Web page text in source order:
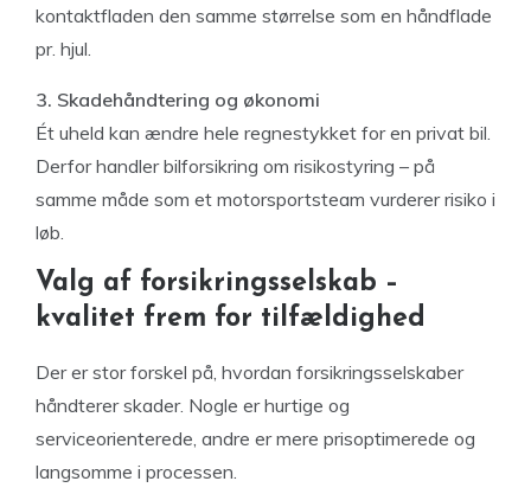
kontaktfladen den samme størrelse som en håndflade
pr. hjul.
3. Skadehåndtering og økonomi
Ét uheld kan ændre hele regnestykket for en privat bil.
Derfor handler bilforsikring om risikostyring – på
samme måde som et motorsportsteam vurderer risiko i
løb.
Valg af forsikringsselskab –
kvalitet frem for tilfældighed
Der er stor forskel på, hvordan forsikringsselskaber
håndterer skader. Nogle er hurtige og
serviceorienterede, andre er mere prisoptimerede og
langsomme i processen.